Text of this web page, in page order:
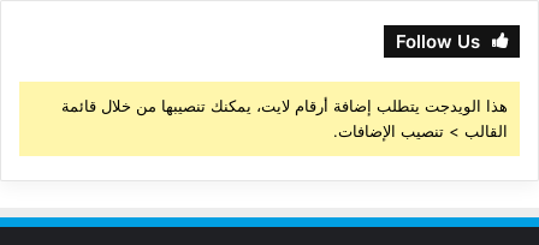
Follow Us
هذا الويدجت يتطلب إضافة أرقام لايت، يمكنك تنصيبها من خلال قائمة
القالب > تنصيب الإضافات.